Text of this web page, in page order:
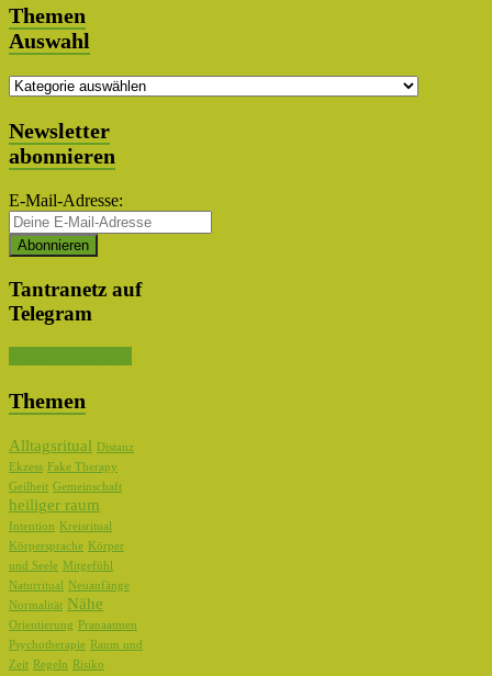
Themen
Auswahl
Themen
Newsletter
abonnieren
E-Mail-Adresse:
Tantranetz auf
Telegram
Themen
Alltagsritual
Distanz
Ekzess Fake Therapy
Geilheit Gemeinschaft
heiliger raum
Intention
Kreisritual
Körpersprache Körper
und Seele Mitgefühl
Naturritual
Neuanfänge
Normalität Nähe
Orientierung
Pranaatmen
Psychotherapie Raum und
Zeit Regeln
Risiko